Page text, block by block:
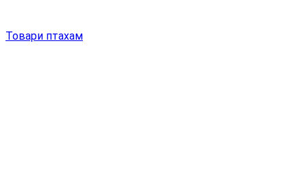
Товари птахам